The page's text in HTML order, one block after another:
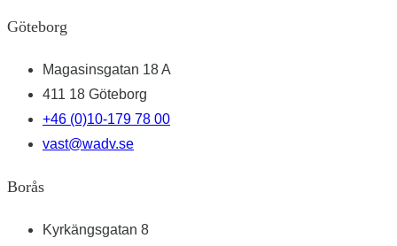
Göteborg
Magasinsgatan 18 A
411 18 Göteborg
+46 (0)10-179 78 00
vast@wadv.se
Borås
Kyrkängsgatan 8